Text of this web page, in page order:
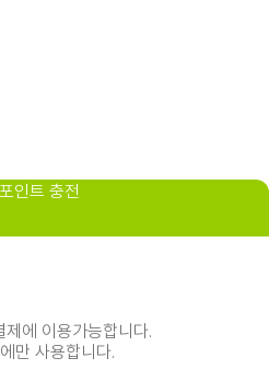
인트 충전
에 이용가능합니다.
만 사용합니다.